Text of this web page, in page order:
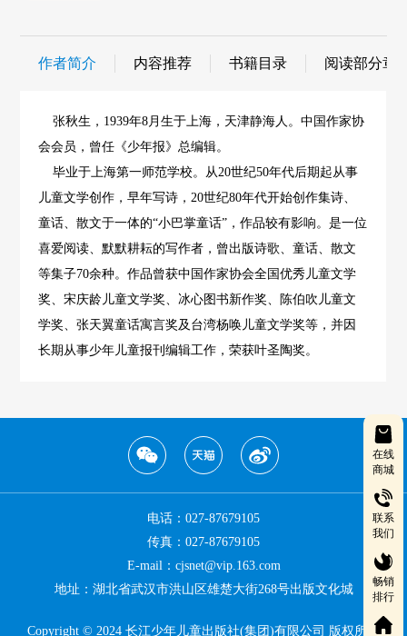
在线
商城
联系
我们
畅销
排行
作者简介 内容推荐 书籍目录 阅读部分章
张秋生，1939年8月生于上海，天津静海人。中国作家协
会会员，曾任《少年报》总编辑。
毕业于上海第一师范学校。从20世纪50年代后期起从事
儿童文学创作，早年写诗，20世纪80年代开始创作集诗、
童话、散文于一体的“小巴掌童话”，作品较有影响。是一位
喜爱阅读、默默耕耘的写作者，曾出版诗歌、童话、散文
等集子70余种。作品曾获中国作家协会全国优秀儿童文学
奖、宋庆龄儿童文学奖、冰心图书新作奖、陈伯吹儿童文
学奖、张天翼童话寓言奖及台湾杨唤儿童文学奖等，并因
长期从事少年儿童报刊编辑工作，荣获叶圣陶奖。
电话：027-87679105
传真：027-87679105
E-mail：cjsnet@vip.163.com
地址：湖北省武汉市洪山区雄楚大街268号出版文化城
Copyright © 2024 长江少年儿童出版社(集团)有限公司 版权所有